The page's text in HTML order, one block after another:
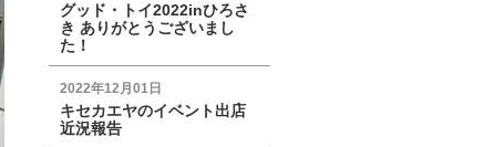
グッド・トイ2022inひろさ
き ありがとうございまし
た！
2022年12月01日
キセカエヤのイベント出店
近況報告